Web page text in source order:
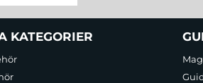
KATEGORIER